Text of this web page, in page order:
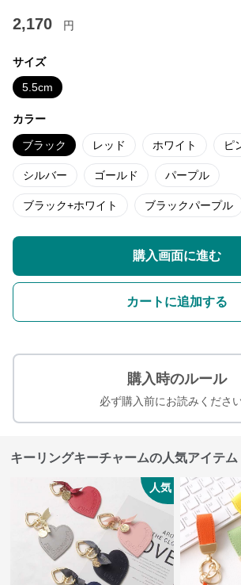
2,170 円
サイズ
5.5cm
カラー
ブラック レッド ホワイト ピ
シルバー ゴールド パープル
ブラック+ホワイト ブラックパープル
購入画面に進む
カートに追加する
購入時のルール
必ず購入前にお読みください
キーリングキーチャームの人気アイテム
人気